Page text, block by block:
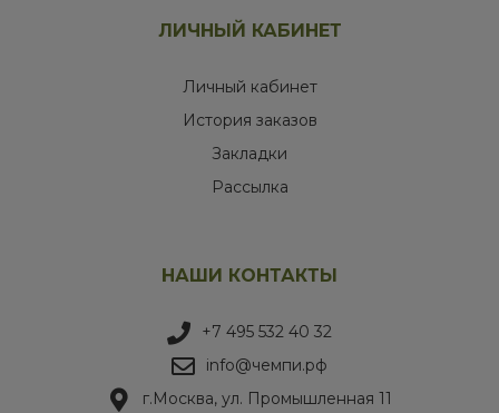
ЛИЧНЫЙ КАБИНЕТ
Личный кабинет
История заказов
Закладки
Рассылка
НАШИ КОНТАКТЫ
+7 495 532 40 32
info@чемпи.рф
г.Москва, ул. Промышленная 11